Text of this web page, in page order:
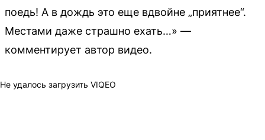
поедь! А в дождь это еще вдвойне „приятнее“.
Местами даже страшно ехать…» —
комментирует автор видео.
Не удалось загрузить VIQEO